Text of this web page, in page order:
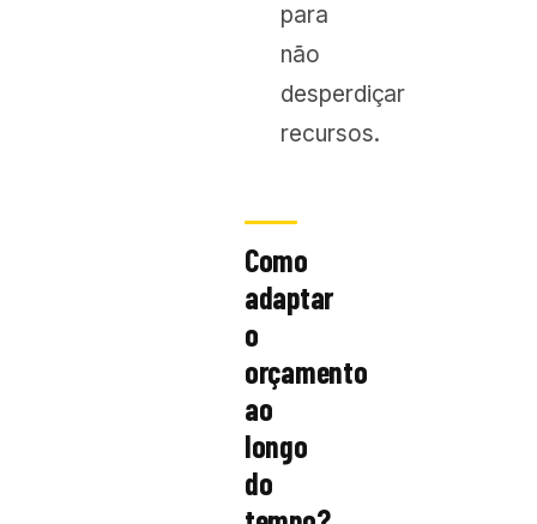
para
não
desperdiçar
recursos.
Como
adaptar
o
orçamento
ao
longo
do